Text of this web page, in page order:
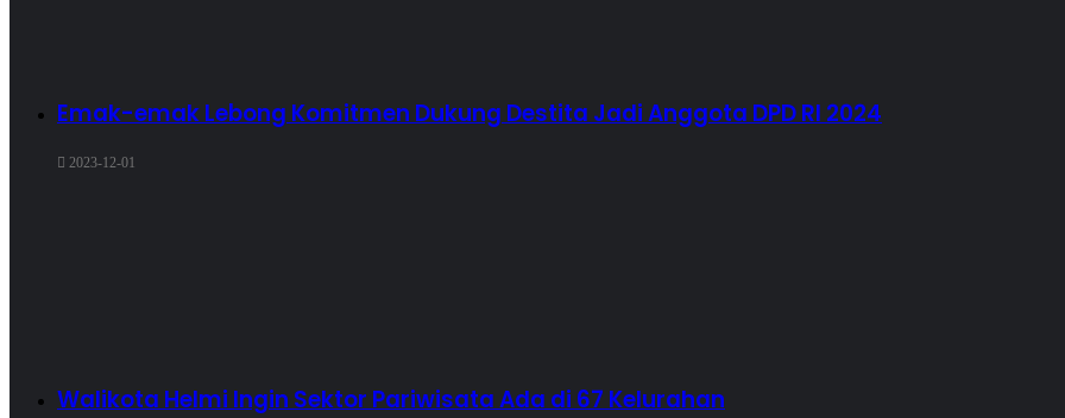
Emak-emak Lebong Komitmen Dukung Destita Jadi Anggota DPD RI 2024
2023-12-01
Walikota Helmi Ingin Sektor Pariwisata Ada di 67 Kelurahan